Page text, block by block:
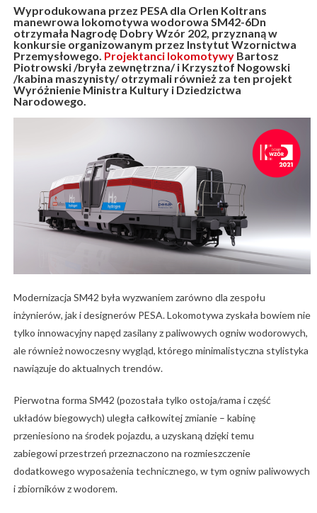
Wyprodukowana przez PESA dla Orlen Koltrans
manewrowa lokomotywa wodorowa SM42-6Dn
otrzymała Nagrodę Dobry Wzór 202, przyznaną w
konkursie organizowanym przez Instytut Wzornictwa
Przemysłowego. Projektanci lokomotywyBartosz
Piotrowski /bryła zewnętrzna/ i Krzysztof Nogowski
/kabina maszynisty/ otrzymali również za ten projekt
Wyróżnienie Ministra Kultury i Dziedzictwa
Narodowego.
Modernizacja SM42 była wyzwaniem zarówno dla zespołu
inżynierów, jak i designerów PESA. Lokomotywa zyskała bowiem nie
tylko innowacyjny napęd zasilany z paliwowych ogniw wodorowych,
ale również nowoczesny wygląd, którego minimalistyczna stylistyka
nawiązuje do aktualnych trendów.
Pierwotna forma SM42 (pozostała tylko ostoja/rama i część
układów biegowych) uległa całkowitej zmianie – kabinę
przeniesiono na środek pojazdu, a uzyskaną dzięki temu
zabiegowi przestrzeń przeznaczono na rozmieszczenie
dodatkowego wyposażenia technicznego, w tym ogniw paliwowych
i zbiorników z wodorem.